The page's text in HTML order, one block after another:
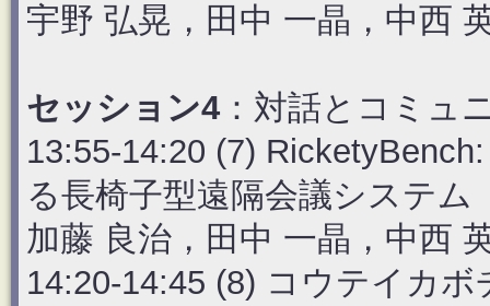
宇野 弘晃，田中 一晶，中西
セッション4 ：対話とコミュ
13:55-14:20 (7)
る長椅子型遠隔会議システム
加藤 良治，田中 一晶，中西
14:20-14:45 (8) コウテイカ